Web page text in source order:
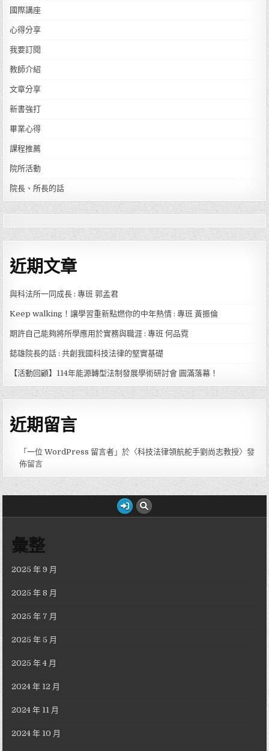
國際講座
心得分享
我要訂閱
教師介紹
文章分享
新書強打
畢業心得
課程推薦
院所活動
院長、所長的話
近期文章
與科法所一同成長 : 專班 郭孟君
Keep walking！讓學習重新點燃你的中年熱情 : 專班 黃振倫
期許自己能夠將所學應用於實務與職涯 : 專班 何品霓
鋕雄院長的話 : 共創我國科技法律的堅實基礎
【活動回顧】114年能源轉型法制發展學術研討會 圓滿落幕！
近期留言
「一位 WordPress 留言者 」於〈科技法律領航舵手劉尚志教授〉發
佈留言
彙整
2025 年 9 月
2025 年 8 月
2025 年 7 月
2025 年 5 月
2025 年 4 月
2024 年 12 月
2024 年 11 月
2024 年 10 月